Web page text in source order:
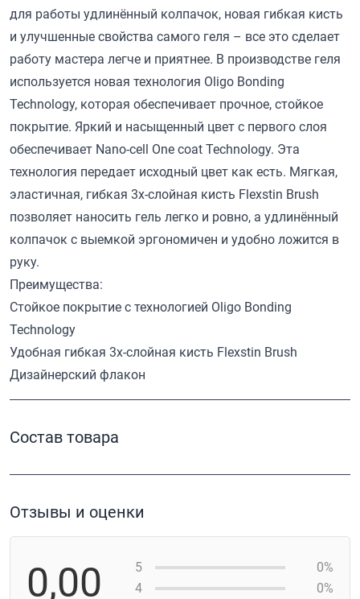
для работы удлинённый колпачок, новая гибкая кисть
и улучшенные свойства самого геля – все это сделает
работу мастера легче и приятнее. В производстве геля
используется новая технология Oligo Bonding
Technology, которая обеспечивает прочное, стойкое
покрытие. Яркий и насыщенный цвет с первого слоя
обеспечивает Nano-cell One coat Technology. Эта
технология передает исходный цвет как есть. Мягкая,
эластичная, гибкая 3х-слойная кисть Flexstin Brush
позволяет наносить гель легко и ровно, а удлинённый
колпачок с выемкой эргономичен и удобно ложится в
руку.
Преимущества:
Стойкое покрытие с технологией Oligo Bonding
Technology
Удобная гибкая 3х-слойная кисть Flexstin Brush
Дизайнерский флакон
Состав товара
Отзывы и оценки
0,00 5
0%
4
0%